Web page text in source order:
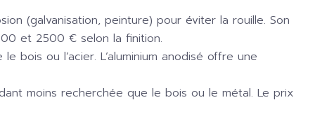
(galvanisation, peinture) pour éviter la rouille. Son
et 2500 € selon la finition.
bois ou l’acier. L’aluminium anodisé offre une
moins recherchée que le bois ou le métal. Le prix